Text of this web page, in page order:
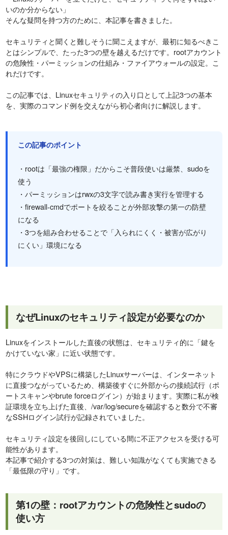
いのか分からない」
そんな疑問を持つ方のために、本記事を書きました。
セキュリティと聞くと難しそうに聞こえますが、最初に知るべきこ
とはシンプルで、たった3つの壁を越えるだけです。rootアカウント
の危険性・パーミッションの仕組み・ファイアウォールの設定。こ
れだけです。
この記事では、Linuxセキュリティの入り口として上記3つの基本
を、実際のコマンド例を交えながら初心者向けに解説します。
この記事のポイント
・rootは「最強の権限」だからこそ普段使いは厳禁、sudoを
使う
・パーミッションはrwxの3文字で読み書き実行を管理する
・firewall-cmdでポートを絞ることが外部攻撃の第一の防壁
になる
・3つを組み合わせることで「入られにくく・被害が広がり
にくい」環境になる
なぜLinuxのセキュリティ設定が必要なのか
Linuxをインストールした直後の状態は、セキュリティ的に「鍵を
かけていない家」に近い状態です。
特にクラウドやVPSに構築したLinuxサーバーは、インターネット
に直接つながっているため、構築後すぐに外部からの接続試行（ポ
ートスキャンやbrute forceログイン）が始まります。実際に私が検
証環境を立ち上げた直後、/var/log/secureを確認すると数分で不審
なSSHログイン試行が記録されていました。
セキュリティ設定を後回しにしている間に不正アクセスを受ける可
能性があります。
本記事で紹介する3つの対策は、難しい知識がなくても実施できる
「最低限の守り」です。
第1の壁：rootアカウントの危険性とsudoの
使い方